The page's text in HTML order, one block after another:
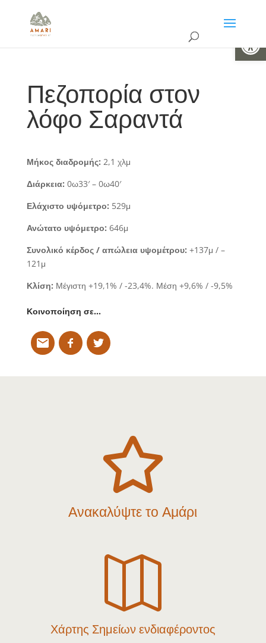
Πεζοπορία στον
λόφο Σαραντά
Μήκος διαδρομής: 2,1 χλμ
Διάρκεια: 0ω33′ – 0ω40′
Ελάχιστο υψόμετρο: 529μ
Ανώτατο υψόμετρο: 646μ
Συνολικό κέρδος / απώλεια υψομέτρου: +137μ / –
121μ
Κλίση: Μέγιστη +19,1% / -23,4%. Μέση +9,6% / -9,5%
Κοινοποίηση σε…

Ανακαλύψτε το Αμάρι

Χάρτης Σημείων ενδιαφέροντος